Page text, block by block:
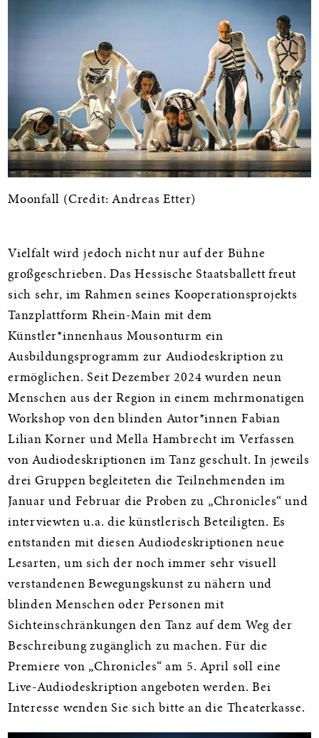
Moonfall (Credit: Andreas Etter)
Vielfalt wird jedoch nicht nur auf der Bühne
großgeschrieben. Das Hessische Staatsballett freut
sich sehr, im Rahmen seines Kooperationsprojekts
Tanzplattform Rhein-Main mit dem
Künstler*innenhaus Mousonturm ein
Ausbildungsprogramm zur Audiodeskription zu
ermöglichen. Seit Dezember 2024 wurden neun
Menschen aus der Region in einem mehrmonatigen
Workshop von den blinden Autor*innen Fabian
Lilian Korner und Mella Hambrecht im Verfassen
von Audiodeskriptionen im Tanz geschult. In jeweils
drei Gruppen begleiteten die Teilnehmenden im
Januar und Februar die Proben zu „Chronicles“ und
interviewten u.a. die künstlerisch Beteiligten. Es
entstanden mit diesen Audiodeskriptionen neue
Lesarten, um sich der noch immer sehr visuell
verstandenen Bewegungskunst zu nähern und
blinden Menschen oder Personen mit
Sichteinschränkungen den Tanz auf dem Weg der
Beschreibung zugänglich zu machen. Für die
Premiere von „Chronicles“ am 5. April soll eine
Live-Audiodeskription angeboten werden. Bei
Interesse wenden Sie sich bitte an die Theaterkasse.